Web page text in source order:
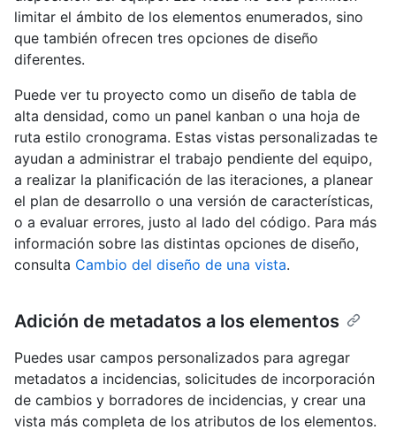
limitar el ámbito de los elementos enumerados, sino
que también ofrecen tres opciones de diseño
diferentes.
Puede ver tu proyecto como un diseño de tabla de
alta densidad, como un panel kanban o una hoja de
ruta estilo cronograma. Estas vistas personalizadas te
ayudan a administrar el trabajo pendiente del equipo,
a realizar la planificación de las iteraciones, a planear
el plan de desarrollo o una versión de características,
o a evaluar errores, justo al lado del código. Para más
información sobre las distintas opciones de diseño,
consulta Cambio del diseño de una vista.
Adición de metadatos a los elementos
Puedes usar campos personalizados para agregar
metadatos a incidencias, solicitudes de incorporación
de cambios y borradores de incidencias, y crear una
vista más completa de los atributos de los elementos.